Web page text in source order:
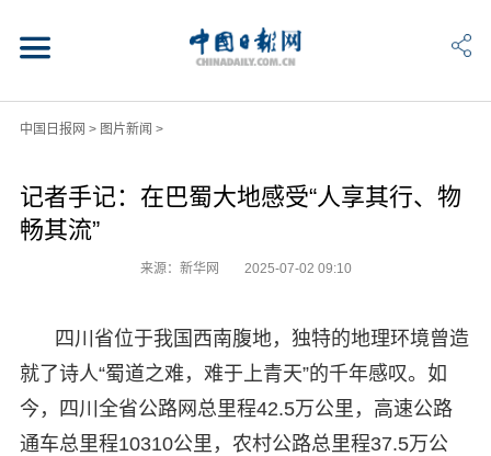
中国日报网 > 图片新闻 >
记者手记：在巴蜀大地感受“人享其行、物
畅其流”
来源：新华网 2025-07-02 09:10
四川省位于我国西南腹地，独特的地理环境曾造
就了诗人“蜀道之难，难于上青天”的千年感叹。如
今，四川全省公路网总里程42.5万公里，高速公路
通车总里程10310公里，农村公路总里程37.5万公